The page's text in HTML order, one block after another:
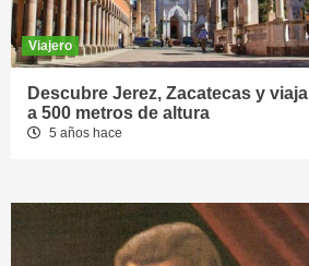
Viajero
Descubre Jerez, Zacatecas y viaja
a 500 metros de altura
5 años hace